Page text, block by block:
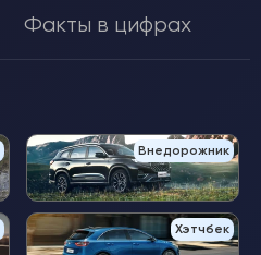
Факты в цифрах
Внедорожник
Хэтчбек